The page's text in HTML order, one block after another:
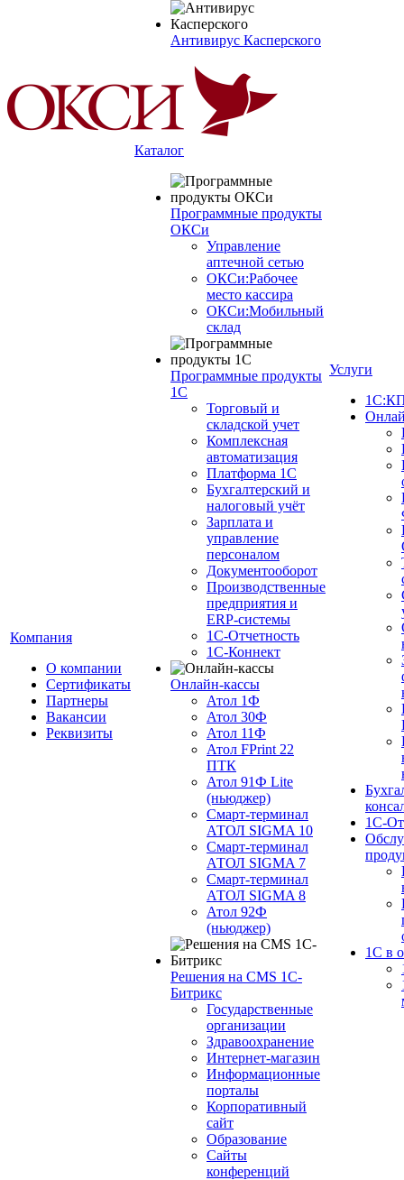
Антивирус Касперского
Компания
О компании
Сертификаты
Партнеры
Вакансии
Реквизиты
Каталог
Программные продукты
ОКСи
Управление
аптечной сетью
ОКСи:Рабочее
место кассира
ОКСи:Мобильный
склад
Программные продукты
1С
Торговый и
складской учет
Комплексная
автоматизация
Платформа 1С
Бухгалтерский и
налоговый учёт
Зарплата и
управление
персоналом
Документооборот
Производственные
предприятия и
ERP-системы
1С-Отчетность
1С-Коннект
Онлайн-кассы
Атол 1Ф
Атол 30Ф
Атол 11Ф
Атол FPrint 22
ПТК
Атол 91Ф Lite
(ньюджер)
Смарт-терминал
АТОЛ SIGMA 10
Смарт-терминал
АТОЛ SIGMA 7
Смарт-терминал
АТОЛ SIGMA 8
Атол 92Ф
(ньюджер)
Решения на CMS 1С-
Битрикс
Государственные
организации
Здравоохранение
Интернет-магазин
Информационные
порталы
Корпоративный
сайт
Образование
Сайты
конференций
Услуги
1С-
1С в